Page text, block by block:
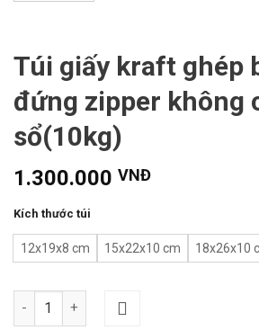
Túi giấy kraft ghép
đứng zipper không
sổ(10kg)
1.300.000 VNĐ
Kích thước túi
12x19x8 cm 15x22x10 cm 18x26x10
Túi giấy kraft ghép bạc đáy đứng